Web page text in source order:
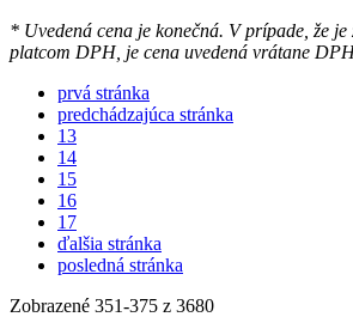
* Uvedená cena je konečná. V prípade, že
platcom DPH, je cena uvedená vrátane
prvá stránka
predchádzajúca stránka
13
14
15
16
17
ďalšia stránka
posledná stránka
Zobrazené 351-375 z 3680